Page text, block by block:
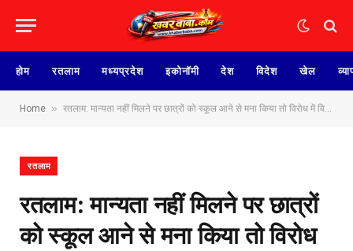
होम रतलाम मध्यप्रदेश इकोनॉमी देश विदेश खेल
Home » रतलाम: मान्यता नहीं मिलने पर छात्रों को स्कूल आने से मना किया तो विरोध में विधायक कार्यालय के बाहर दिया धरना.. समस्या के निराकरण का आश्वासन मिलने पर विरोध हुआ समाप्त
रतलाम
रतलाम: मान्यता नहीं मिलने पर छात्रों
को स्कूल आने से मना किया तो विरोध